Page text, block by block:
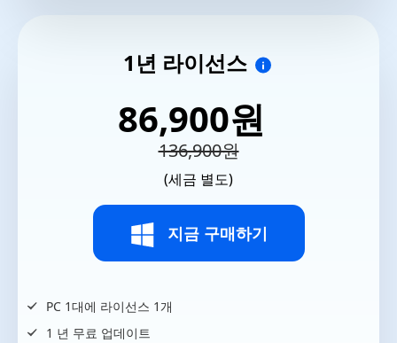
1년 라이선스
86,900원
136,900원
(세금 별도)
지금 구매하기
PC 1대에 라이선스 1개
1 년 무료 업데이트